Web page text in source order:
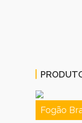
Fogão